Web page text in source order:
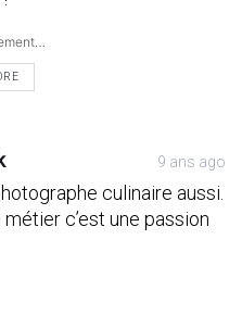
9 ans ago
culinaire aussi.
métier c’est une passion